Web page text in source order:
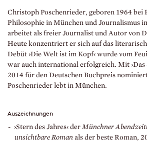
Christoph Poschenrieder, geboren 1964 bei
Philosophie in München und Journalismus
arbeitet als freier Journalist und Autor von
Heute konzentriert er sich auf das
Debüt ›Die Welt ist im Kopf‹ wurde vom
war auch international erfolgreich. Mit ›Das
2014 für den Deutschen Buchpreis
Poschenrieder lebt in München.
Auszeichnungen
›Stern des Jahres‹ der Münchner
unsichtbare Roman als der beste Roman,